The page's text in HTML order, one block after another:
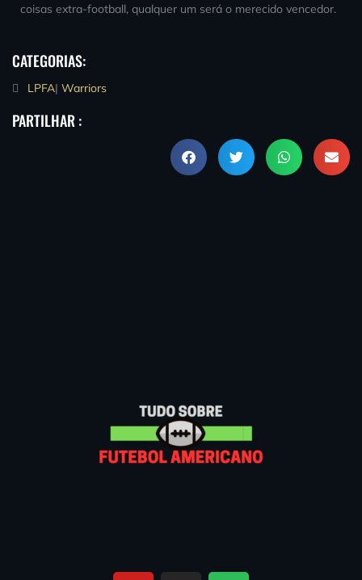
coisas extra-football, qualquer um será o merecido vencedor.
CATEGORIAS:
LPFA| Warriors
PARTILHAR :